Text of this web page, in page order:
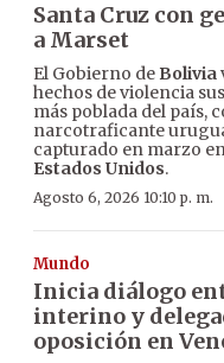
Santa Cruz con
a Marset
El Gobierno de Bolivia
hechos de violencia
más poblada del país,
narcotraficante
capturado en marzo
Estados Unidos.
Agosto 6, 2026 10:10 p. m.
Mundo
Inicia diálogo
interino y
oposición en